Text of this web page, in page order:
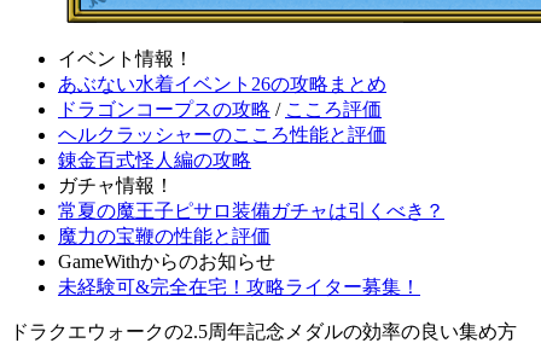
イベント情報！
あぶない水着イベント26の攻略まとめ
ドラゴンコープスの攻略 / こころ評価
ヘルクラッシャーのこころ性能と評価
錬金百式怪人編の攻略
ガチャ情報！
常夏の魔王子ピサロ装備ガチャは引くべき？
魔力の宝鞭の性能と評価
GameWithからのお知らせ
未経験可&完全在宅！攻略ライター募集！
ドラクエウォークの2.5周年記念メダルの効率の良い集め方